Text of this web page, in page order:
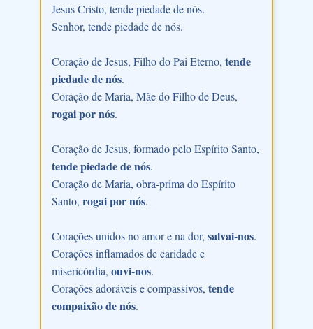
Jesus Cristo, tende piedade de nós.
Senhor, tende piedade de nós.
Coração de Jesus, Filho do Pai Eterno, tende
piedade de nós.
Coração de Maria, Mãe do Filho de Deus,
rogai por nós.
Coração de Jesus, formado pelo Espírito Santo,
tende piedade de nós.
Coração de Maria, obra-prima do Espírito
Santo, rogai por nós.
Corações unidos no amor e na dor, salvai-nos.
Corações inflamados de caridade e
misericórdia, ouvi-nos.
Corações adoráveis e compassivos, tende
compaixão de nós.